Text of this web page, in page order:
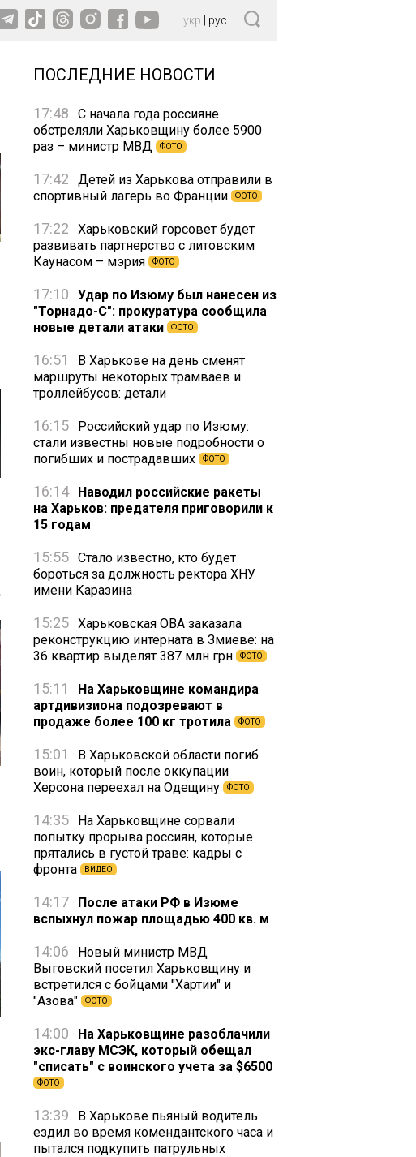
укр рус
ПОСЛЕДНИЕ НОВОСТИ
17:48
С начала года россияне
обстреляли Харьковщину более 5900
раз – министр МВД
ФОТО
17:42
Детей из Харькова отправили в
спортивный лагерь во Франции
ФОТО
17:22
Харьковский горсовет будет
развивать партнерство с литовским
Каунасом – мэрия
ФОТО
17:10
Удар по Изюму был нанесен из
"Торнадо-С": прокуратура сообщила
новые детали атаки
ФОТО
16:51
В Харькове на день сменят
маршруты некоторых трамваев и
троллейбусов: детали
16:15
Российский удар по Изюму:
стали известны новые подробности о
погибших и пострадавших
ФОТО
16:14
Наводил российские ракеты
на Харьков: предателя приговорили к
15 годам
15:55 Стало известно, кто будет
бороться за должность ректора ХНУ
имени Каразина
15:25 Харьковская ОВА заказала
реконструкцию интерната в Змиеве: на
36 квартир выделят 387 млн грн
ФОТО
15:11
На Харьковщине командира
артдивизиона подозревают в
продаже более 100 кг тротила
ФОТО
15:01
В Харьковской области погиб
воин, который после оккупации
Херсона переехал на Одещину
ФОТО
14:35
На Харьковщине сорвали
попытку прорыва россиян, которые
прятались в густой траве: кадры с
фронта
ВИДЕО
14:17
После атаки РФ в Изюме
вспыхнул пожар площадью 400 кв. м
14:06
Новый министр МВД
Выговский посетил Харьковщину и
встретился с бойцами "Хартии" и
"Азова"
ФОТО
14:00
На Харьковщине разоблачили
экс-главу МСЭК, который обещал
"списать" с воинского учета за $6500
ФОТО
13:39
В Харькове пьяный водитель
ездил во время комендантского часа и
пытался подкупить патрульных